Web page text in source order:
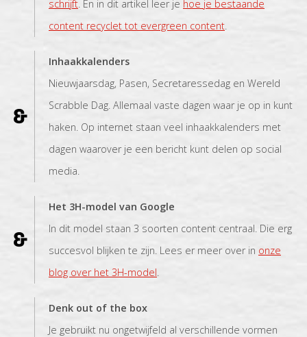
schrijft . En in dit artikel leer je hoe je bestaande
content recyclet tot evergreen content
Inhaakkalenders
Nieuwjaarsdag, Pasen, Secretaressedag en Wereld
Scrabble Dag. Allemaal vaste dagen waar je op in kunt
haken. Op internet staan veel inhaakkalenders met
dagen waarover je een bericht kunt delen op social
media.
Het 3H-model van Google
In dit model staan 3 soorten content centraal. Die erg
succesvol blijken te zijn. Lees er meer over in onze
blog over het 3H-model
Denk out of the box
Je gebruikt nu ongetwijfeld al verschillende vormen